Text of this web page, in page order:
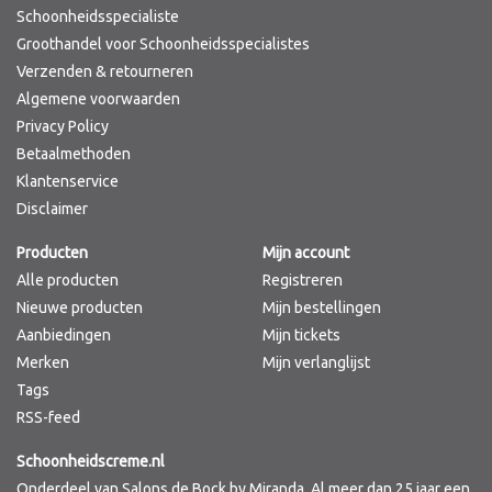
Schoonheidsspecialiste
Groothandel voor Schoonheidsspecialistes
Verzenden & retourneren
Algemene voorwaarden
Privacy Policy
Betaalmethoden
Klantenservice
Disclaimer
Producten
Alle producten
Nieuwe producten
Aanbiedingen
Merken
Tags
RSS-feed
Mijn account
Registreren
Mijn bestellingen
Mijn tickets
Mijn verlanglijst
Schoonheidscreme.nl